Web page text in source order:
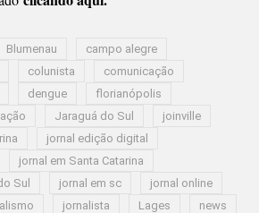
Blumenau
campo alegre
colunista
comunicação
dengue
florianópolis
Jaraguá do Sul
joinville
jornal edição digital
jornal em Santa Catarina
Sul
jornal em sc
jornal online
jornalista Lages
news